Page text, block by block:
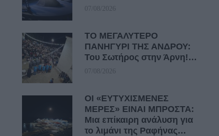
07/08/2026
ΤΟ ΜΕΓΑΛΥΤΕΡΟ
ΠΑΝΗΓΥΡΙ ΤΗΣ ΑΝΔΡΟΥ:
Του Σωτήρος στην Άρνη!…
07/08/2026
ΟΙ «ΕΥΤΥΧΙΣΜΕΝΕΣ
ΜΕΡΕΣ» ΕΙΝΑΙ ΜΠΡΟΣΤΑ:
Μια επίκαιρη ανάλυση για
το λιμάνι της Ραφήνας…